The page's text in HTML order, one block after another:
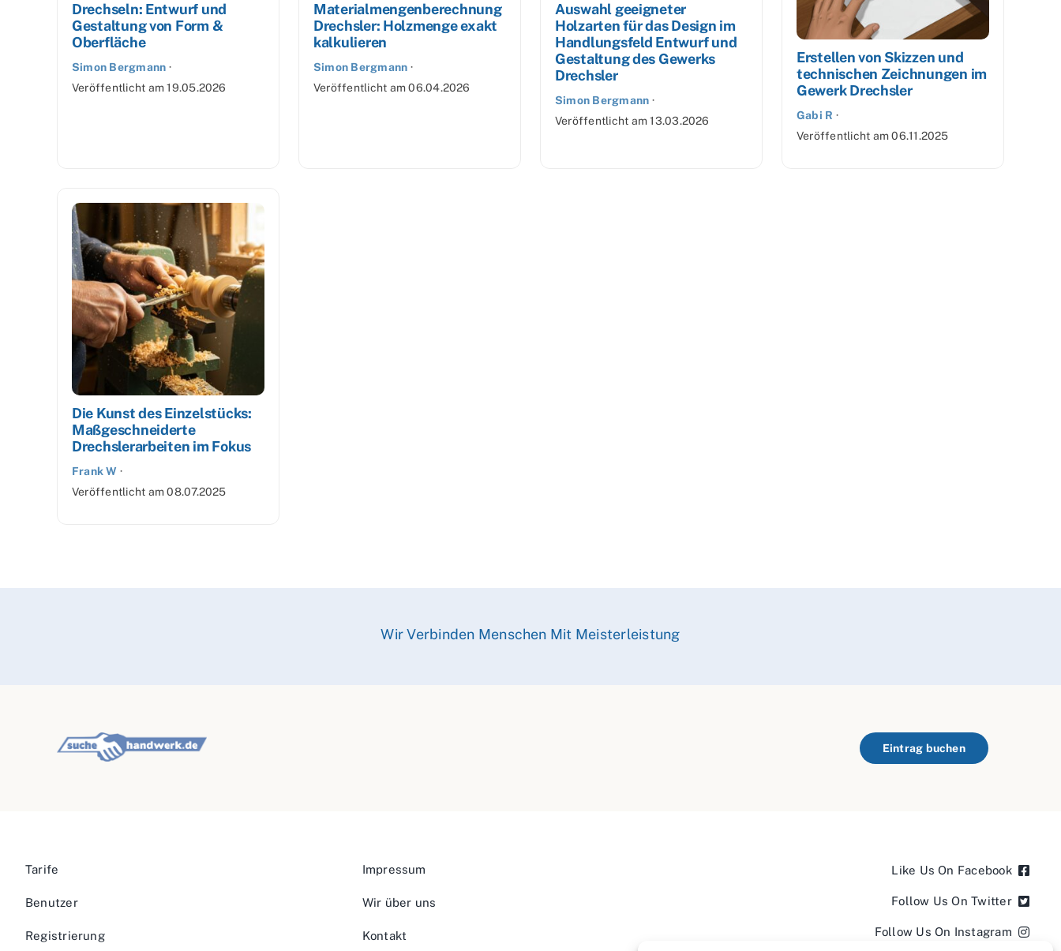
Drechseln: Entwurf und
Gestaltung von Form &
Oberfläche
Simon Bergmann ·
Veröffentlicht am19.05.2026
Materialmengenberechnung
Drechsler: Holzmenge exakt
kalkulieren
Simon Bergmann ·
Veröffentlicht am06.04.2026
Auswahl geeigneter
Holzarten für das Design im
Handlungsfeld Entwurf und
Gestaltung des Gewerks
Drechsler
Simon Bergmann ·
Veröffentlicht am13.03.2026
Erstellen von Skizzen und
technischen Zeichnungen im
Gewerk Drechsler
Gabi R ·
Veröffentlicht am06.11.2025
Die Kunst des Einzelstücks:
Maßgeschneiderte
Drechslerarbeiten im Fokus
Frank W ·
Veröffentlicht am08.07.2025
Wir Verbinden Menschen Mit Meisterleistung
Eintrag buchen
Tarife
Benutzer
Registrierung
Impressum
Wir über uns
Kontakt
Like Us On Facebook
Follow Us On Twitter
Follow Us On Instagram